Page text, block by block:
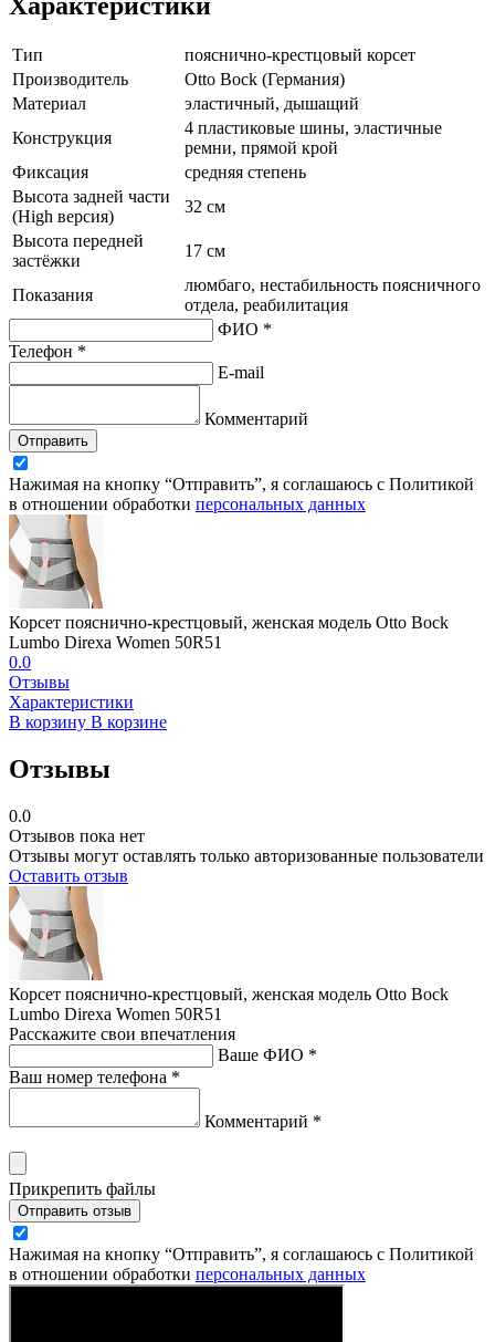
Тип
пояснично-крестцовый корсет
Производитель
Otto Bock (Германия)
Материал
эластичный, дышащий
Конструкция
4 пластиковые шины, эластичные
ремни, прямой крой
Фиксация
средняя степень
Высота задней части
(High версия)
32 см
Высота передней
застёжки
17 см
Показания
люмбаго, нестабильность поясничного
отдела, реабилитация
ФИО *
Телефон *
E-mail
Комментарий
Отправить
Нажимая на кнопку “Отправить”, я соглашаюсь с Политикой
в отношении обработки персональных данных
Корсет пояснично-крестцовый, женская модель Otto Bock
Lumbo Direxa Women 50R51
0.0
Отзывы
Характеристики
В корзину В корзине
Отзывы
0.0
Отзывов пока нет
Отзывы могут оставлять только авторизованные пользователи
Оставить отзыв
Корсет пояснично-крестцовый, женская модель Otto Bock
Lumbo Direxa Women 50R51
Расскажите свои впечатления
Ваше ФИО *
Ваш номер телефона *
Комментарий *
Прикрепить файлы
Отправить отзыв
Нажимая на кнопку “Отправить”, я соглашаюсь с Политикой
в отношении обработки персональных данных